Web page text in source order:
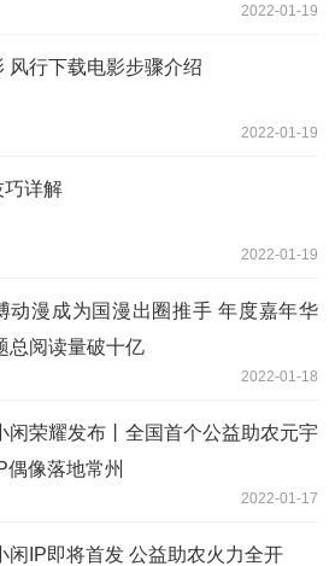
2022-01-19
风行下载电影步骤介绍
2022-01-19
巧详解
2022-01-19
动漫成为国漫出圈推手 年度嘉年华
总阅读量破十亿
2022-01-18
闲荣耀发布丨全国首个公益助农元宇
偶像落地常州
2022-01-17
闲IP即将首发 公益助农火力全开